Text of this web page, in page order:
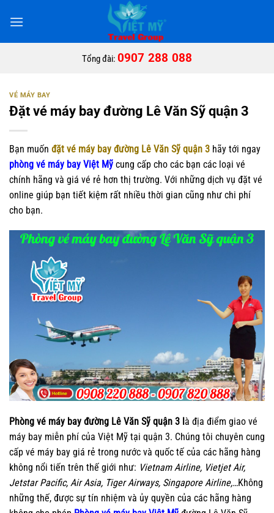
qua
Tổng đài: 0907 288 088
VÉ MÁY BAY
Đặt vé máy bay đường Lê Văn Sỹ quận 3
Bạn muốn đặt vé máy bay đường Lê Văn Sỹ quận 3 hãy tới ngay
phòng vé máy bay Việt Mỹ cung cấp cho các bạn các loại vé
chính hãng và giá vé rẻ hơn thị trường. Với những dịch vụ đặt vé
online giúp bạn tiết kiệm rất nhiều thời gian cũng như chi phí
cho bạn.
Phòng vé máy bay đường Lê Văn Sỹ quận 3 là địa điểm giao vé
máy bay miễn phí của Việt Mỹ tại quận 3. Chúng tôi chuyên cung
cấp vé máy bay giá rẻ trong nước và quốc tế của các hãng hàng
không nổi tiến trên thế giới như: Vietnam Airline, Vietjet Air,
Jetstar Pacific, Air Asia, Tiger Airways, Singapore Airline,…Không
những thế, được sự tín nhiệm và ủy quyền của các hãng hàng